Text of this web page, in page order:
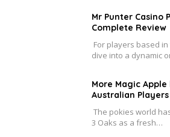
Mr Punter Casino
Complete Review
For players based
dive into a dynamic
More Magic
Australian Players
The pokies world
3 Oaks as a fresh…